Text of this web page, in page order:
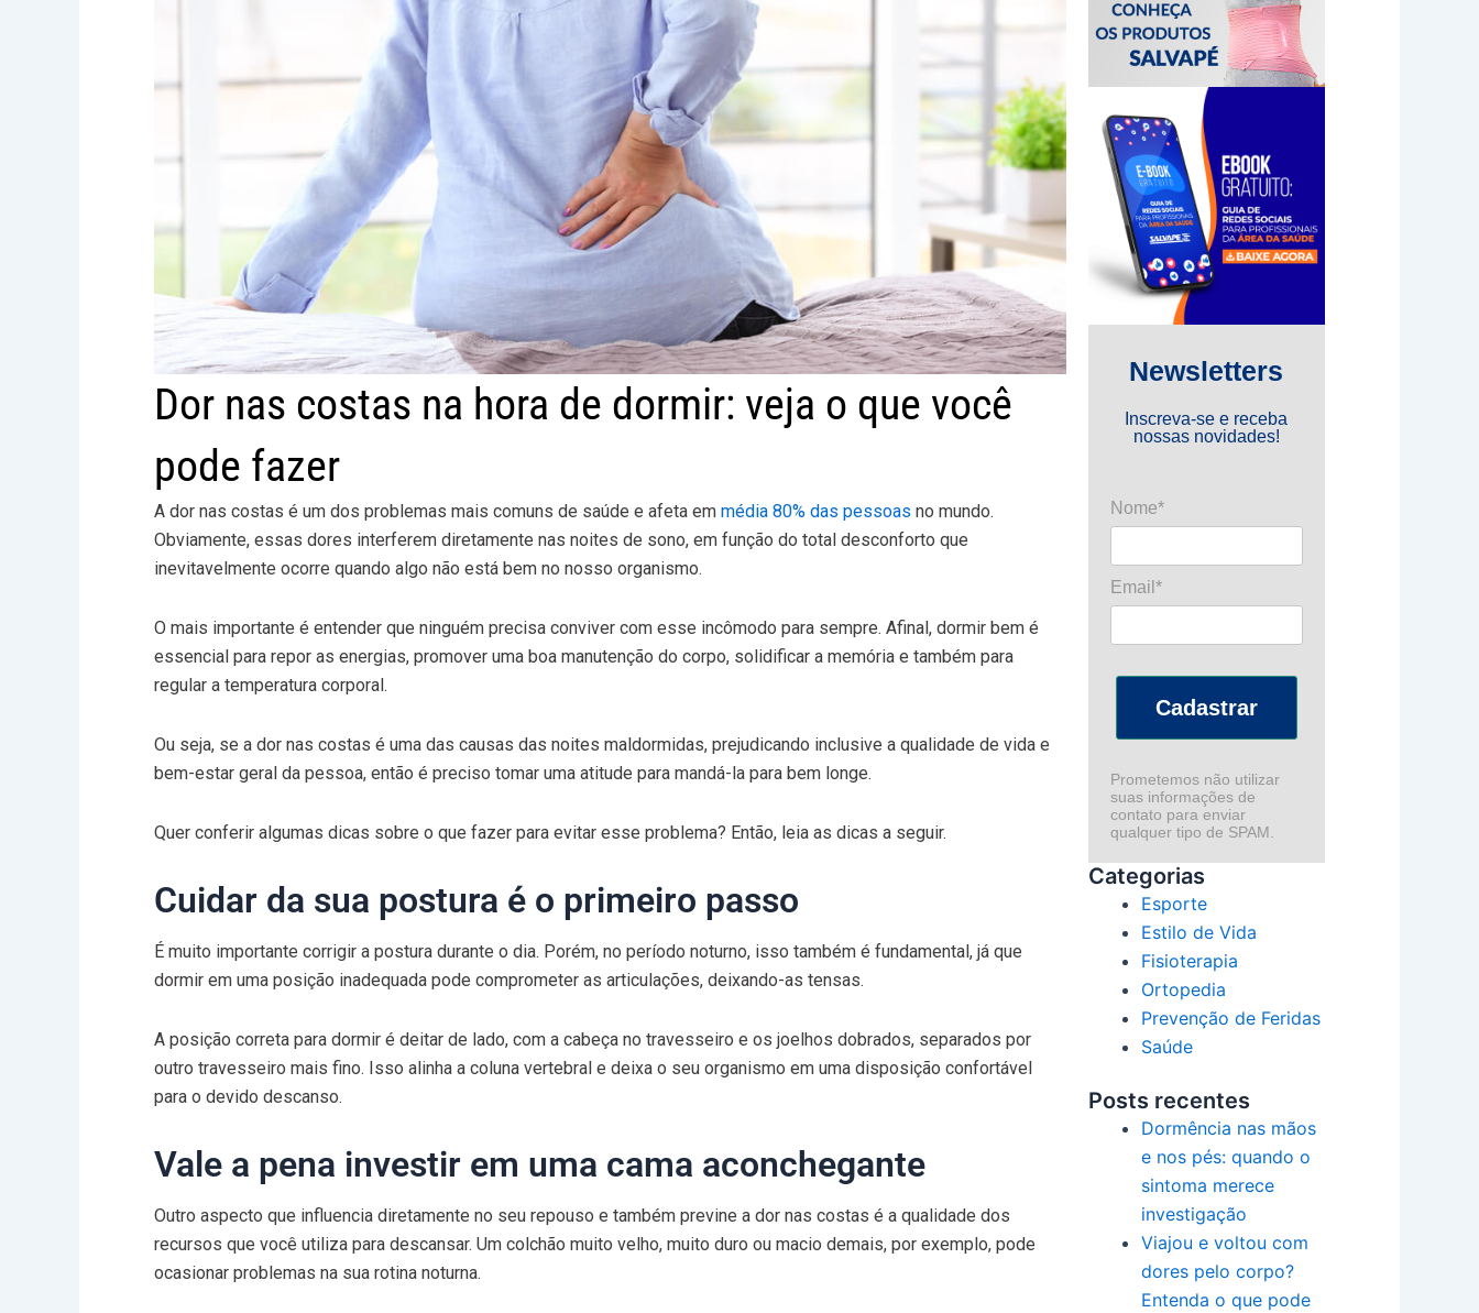
Dor nas costas na hora de dormir: veja o que você
pode fazer
A dor nas costas é um dos problemas mais comuns de saúde e afeta em média 80% das pessoas no mundo.
Obviamente, essas dores interferem diretamente nas noites de sono, em função do total desconforto que
inevitavelmente ocorre quando algo não está bem no nosso organismo.
O mais importante é entender que ninguém precisa conviver com esse incômodo para sempre. Afinal, dormir bem é
essencial para repor as energias, promover uma boa manutenção do corpo, solidificar a memória e também para
regular a temperatura corporal.
Ou seja, se a dor nas costas é uma das causas das noites maldormidas, prejudicando inclusive a qualidade de vida e
bem-estar geral da pessoa, então é preciso tomar uma atitude para mandá-la para bem longe.
Quer conferir algumas dicas sobre o que fazer para evitar esse problema? Então, leia as dicas a seguir.
Cuidar da sua postura é o primeiro passo
É muito importante corrigir a postura durante o dia. Porém, no período noturno, isso também é fundamental, já que
dormir em uma posição inadequada pode comprometer as articulações, deixando-as tensas.
A posição correta para dormir é deitar de lado, com a cabeça no travesseiro e os joelhos dobrados, separados por
outro travesseiro mais fino. Isso alinha a coluna vertebral e deixa o seu organismo em uma disposição confortável
para o devido descanso.
Vale a pena investir em uma cama aconchegante
Outro aspecto que influencia diretamente no seu repouso e também previne a dor nas costas é a qualidade dos
recursos que você utiliza para descansar. Um colchão muito velho, muito duro ou macio demais, por exemplo, pode
ocasionar problemas na sua rotina noturna.
Newsletters
Inscreva-se e receba
nossas novidades!
Nome*
Email*
Cadastrar
Prometemos não utilizar
suas informações de
contato para enviar
qualquer tipo de SPAM.
Categorias
Esporte
Estilo de Vida
Fisioterapia
Ortopedia
Prevenção de Feridas
Saúde
Posts recentes
Dormência nas mãos
e nos pés: quando o
sintoma merece
investigação
Viajou e voltou com
dores pelo corpo?
Entenda o que pode